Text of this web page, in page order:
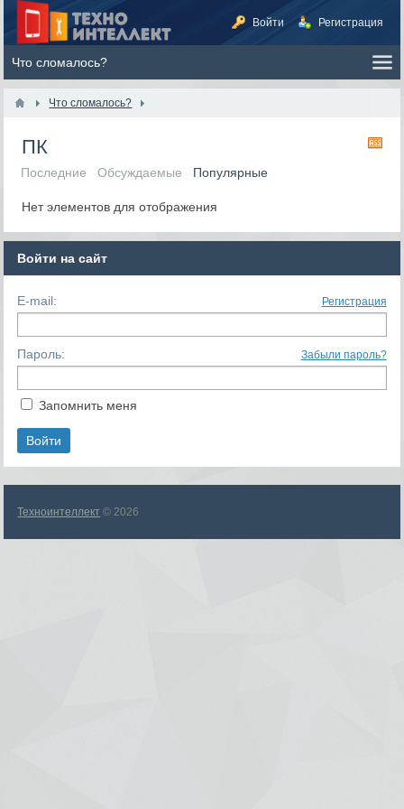
Войти Регистрация
Что сломалось?
ПК
Последние Обсуждаемые Популярные
Нет элементов для отображения
Войти на сайт
E-mail: Регистрация
Пароль: Забыли пароль?
Запомнить меня
Техноинтеллект © 2026